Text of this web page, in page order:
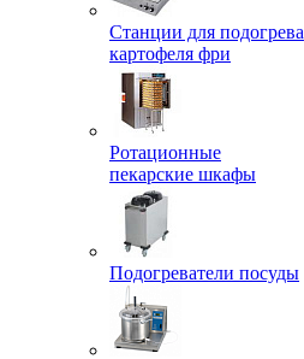
Станции для подогрева
картофеля фри
Ротационные
пекарские шкафы
Подогреватели посуды